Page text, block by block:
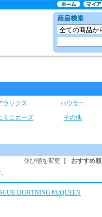
ラックス ハウラー
ミニカーズ その他
並び順を変更
[ おすすめ順
LIGHTNING McQUEEN